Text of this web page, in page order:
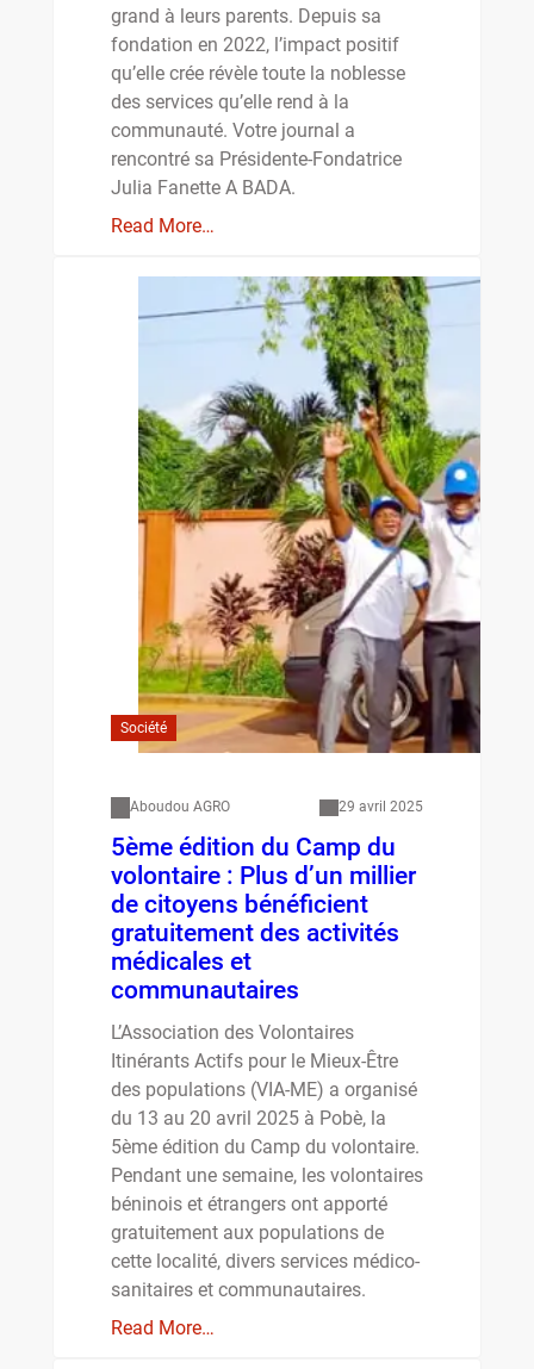
grand à leurs parents. Depuis sa
fondation en 2022, l’impact positif
qu’elle crée révèle toute la noblesse
des services qu’elle rend à la
communauté. Votre journal a
rencontré sa Présidente-Fondatrice
Julia Fanette A BADA.
Read More…
Société
Aboudou AGRO 29 avril 2025
5ème édition du Camp du
volontaire : Plus d’un millier
de citoyens bénéficient
gratuitement des activités
médicales et
communautaires
L’Association des Volontaires
Itinérants Actifs pour le Mieux-Être
des populations (VIA-ME) a organisé
du 13 au 20 avril 2025 à Pobè, la
5ème édition du Camp du volontaire.
Pendant une semaine, les volontaires
béninois et étrangers ont apporté
gratuitement aux populations de
cette localité, divers services médico-
sanitaires et communautaires.
Read More…
Société